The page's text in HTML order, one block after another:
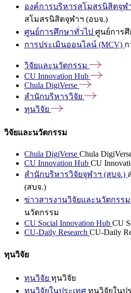
องค์การบริหารสโมสรนิสิตจุฬ
สโมสรนิสิตจุฬาฯ (อบจ.)
ศูนย์การศึกษาทั่วไป ศูนย์การ
การประเมินออนไลน์ (MCV) ก
วิจัยและนวัตกรรม
CU Innovation Hub
Chula DigiVerse
สำนักบริหารวิจัย
ทุนวิจัย
วิจัยและนวัตกรรม
Chula DigiVerse Chula
CU Innovation Hub CU
สำนักบริหารวิจัยจุฬาฯ (สบจ.)
(สบจ.)
ข่าวสารงานวิจัยและนวัตกรรม
นวัตกรรม
CU Social Innovation Hub CU
CU-Daily Research CU-Daily
ทุนวิจัย
ทุนวิจัย ทุนวิจัย
ทุนวิจัยในประเทศ ทุนวิจัยในป